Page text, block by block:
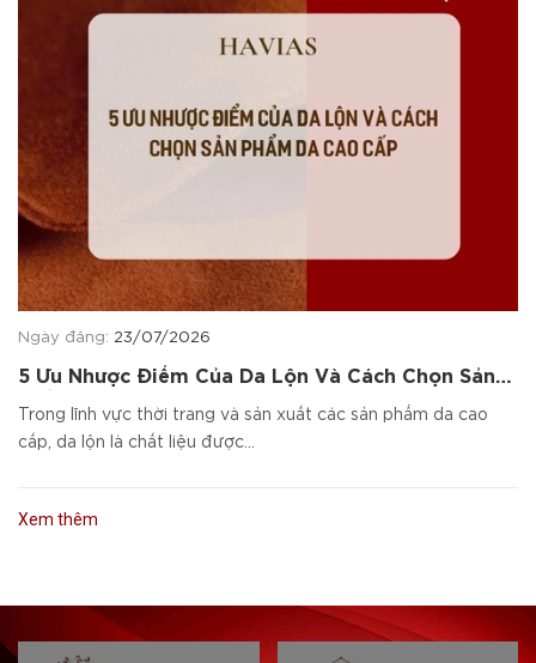
Ngày đăng: 23/07/2026
5 Ưu Nhược Điểm Của Da Lộn Và Cách Chọn Sản
Phẩm Da Cao Cấp
Trong lĩnh vực thời trang và sản xuất các sản phẩm da cao
cấp, da lộn là chất liệu được...
Xem thêm